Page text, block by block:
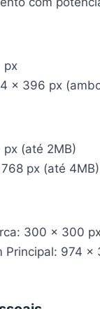
px
x 396 px
(até 2MB)
px (até 4MB)
300 x 300
Principal: 974 x